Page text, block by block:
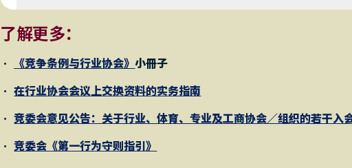
了解更多：
《竞争条例与行业协会》小冊子
在行业协会会议上交换资料的实务指南
竞委会意见公告：关于行业、体育、专业及工商协会／组织的若干入
竞委会《第一行为守则指引》